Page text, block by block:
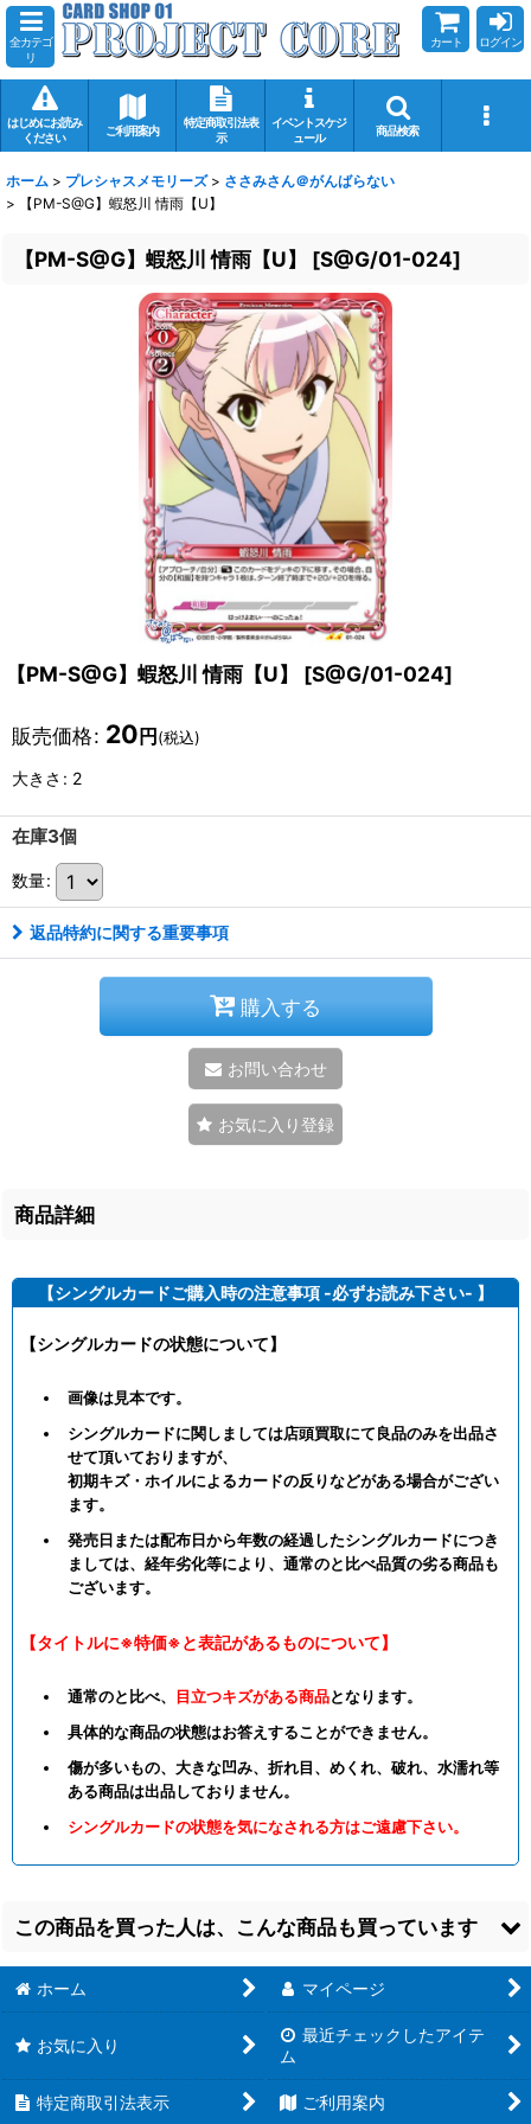
全カテゴ
リ
カート ログイン
はじめにお読み
ください
ご利用案内
特定商取引法表
示
イベントスケジ
ュール
商品検索
ホーム > プレシャスメモリーズ > ささみさん＠がんばらない
>
【PM-S@G】蝦怒川 情雨【U】
【PM-S@G】蝦怒川 情雨【U】 [S@G/01-024]
【PM-S@G】蝦怒川 情雨【U】 [S@G/01-024]
販売価格: 20 円 (税込)
大きさ : 2
在庫3個
数量:
返品特約に関する重要事項
購入する
お問い合わせ
お気に入り登録
商品詳細
【シングルカードご購入時の注意事項 -必ずお読み下さい- 】
【シングルカードの状態について】
画像は見本です。
シングルカードに関しましては店頭買取にて良品のみを出品さ
せて頂いておりますが、
初期キズ・ホイルによるカードの反りなどがある場合がござい
ます。
発売日または配布日から年数の経過したシングルカードにつき
ましては、経年劣化等により、通常のと比べ品質の劣る商品も
ございます。
【タイトルに※特価※と表記があるものについて】
通常のと比べ、 目立つキズがある商品となります。
具体的な商品の状態はお答えすることができません。
傷が多いもの、大きな凹み、折れ目、めくれ、破れ、水濡れ等
ある商品は出品しておりません。
シングルカードの状態を気になされる方はご遠慮下さい。
この商品を買った人は、こんな商品も買っています
ホーム マイページ
お気に入り
最近チェックしたアイテ
ム
特定商取引法表示 ご利用案内